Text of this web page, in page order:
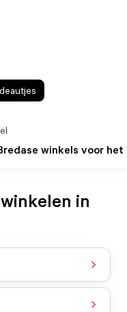
winkels voor
in